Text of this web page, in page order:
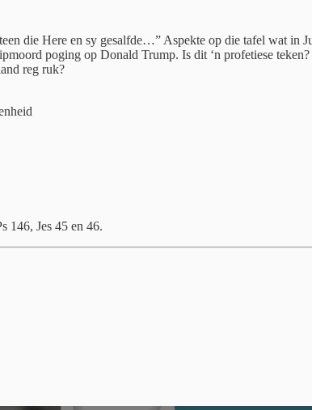
die Here en sy gesalfde…” Aspekte op die tafel wat in
poging op Donald Trump. Is dit ‘n profetiese
reg ruk?
146, Jes 45 en 46.